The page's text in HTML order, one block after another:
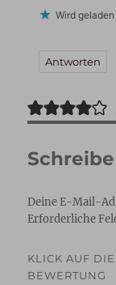
Wird
Antworten
Deine E-Mail-
Erforderliche
KLICK AUF
BEWERTUNG